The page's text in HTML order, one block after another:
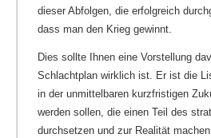
dieser Abfolgen, die erfolgreich
dass man den Krieg gewinnt.
Dies sollte Ihnen eine Vorstellung
Schlachtplan wirklich ist. Er ist die
in der unmittelbaren kurzfristigen
werden sollen, die einen Teil des
durchsetzen und zur Realität